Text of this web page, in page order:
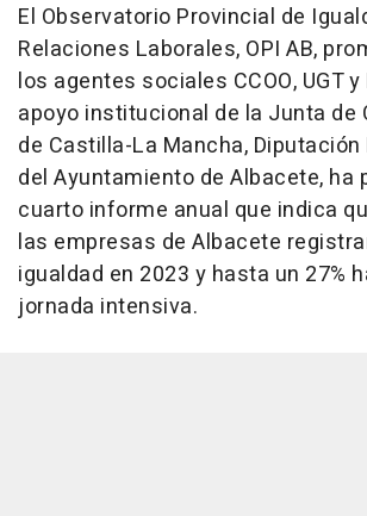
El Observatorio Provincial de
Relaciones Laborales, OPI AB,
los agentes sociales CCOO, UGT y
apoyo institucional de la Junta de
de Castilla-La Mancha,
del Ayuntamiento de Albacete, ha
cuarto informe anual que indica
las empresas de Albacete
igualdad en 2023 y hasta un 27%
jornada intensiva.